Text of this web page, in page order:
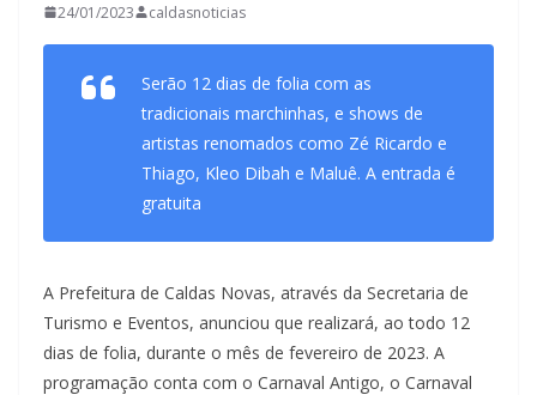
24/01/2023 caldasnoticias
Serão 12 dias de folia com as
tradicionais marchinhas, e shows de
artistas renomados como Zé Ricardo e
Thiago, Kleo Dibah e Maluê. A entrada é
gratuita
A Prefeitura de Caldas Novas, através da Secretaria de
Turismo e Eventos, anunciou que realizará, ao todo 12
dias de folia, durante o mês de fevereiro de 2023. A
programação conta com o Carnaval Antigo, o Carnaval